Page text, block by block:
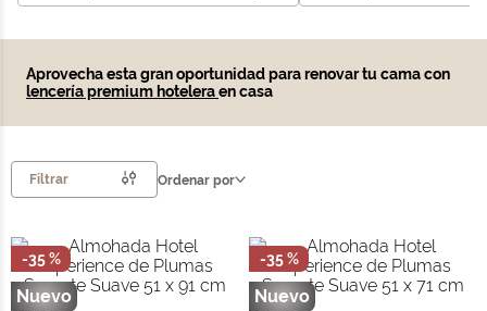
Aprovecha esta gran oportunidad para renovar tu cama con
lencería premium hoteleraen casa
Filtrar Ordenar por
-35 % -35 %